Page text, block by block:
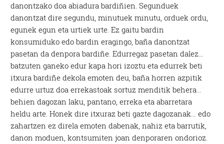
danontzako doa abiadura bardiñien. Segunduek
danontzat dire segundu, minutuek minutu, orduek ordu,
egunek egun eta urtiek urte. Ez gaitu bardin
konsumiduko edo bardin eragingo, baña danontzat
pasetan da denpora bardiñe. Edurregaz pasetan dalez…
batzuten ganeko edur kapa hori izoztu eta edurrek beti
itxura bardiñe dekola emoten deu, baña horren azpitik
edurre urtuz doa errekastoak sortuz menditik behera…
behien dagozan laku, pantano, erreka eta abarretara
heldu arte. Honek dire itxuraz beti gazte dagozanak… edo
zahartzen ez direla emoten dabenak, nahiz eta barrutik,
danon moduen, kontsumiten joan denporaren ondorioz.